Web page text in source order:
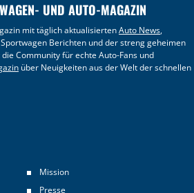
UND AUTO-MAGAZIN
mit täglich aktualisiertenAuto News,
Sportwagen Berichten und der streng geheimen
die Community für echte Auto-Fans und
über Neuigkeiten aus der Welt der schnellen
Mission
Presse